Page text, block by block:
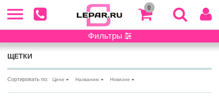
0
Фильтры
ЩЕТКИ
Сортировать по: Цене Названию Новизне